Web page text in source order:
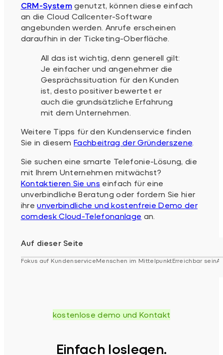
CRM-Systemgenutzt, können diese einfach
an die Cloud Callcenter-Software
angebunden werden. Anrufe erscheinen
daraufhin in der Ticketing-Oberfläche.
All das ist wichtig, denn generell gilt:
Je einfacher und angenehmer die
Gesprächssituation für den Kunden
ist, desto positiver bewertet er
auch die grundsätzliche Erfahrung
mit dem Unternehmen.
Weitere Tipps für den Kundenservice finden
Sie in diesemFachbeitrag der Gründerszene
Sie suchen eine smarte Telefonie-Lösung, die
mit Ihrem Unternehmen mitwächst?
Kontaktieren Sie uns einfach für eine
unverbindliche Beratung oder fordern Sie hier
ihreunverbindliche und kostenfreie Demo der
comdesk Cloud-Telefonanlage an.
Auf dieser Seite
Fokus auf KundenserviceMenschen im MittelpunktErreichbar sein
kostenlose demo und Kontakt
Einfach loslegen.